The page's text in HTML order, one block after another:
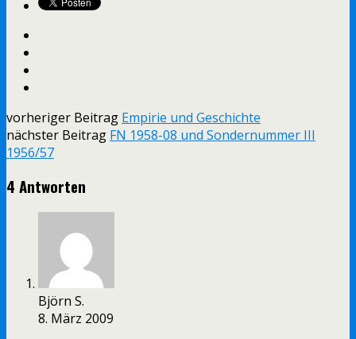
vorheriger Beitrag Empirie und Geschichte
nächster Beitrag FN 1958-08 und Sondernummer III
1956/57
4 Antworten
Björn S.
8. März 2009